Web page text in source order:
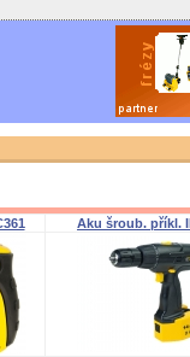
Aku šroub. příkl.